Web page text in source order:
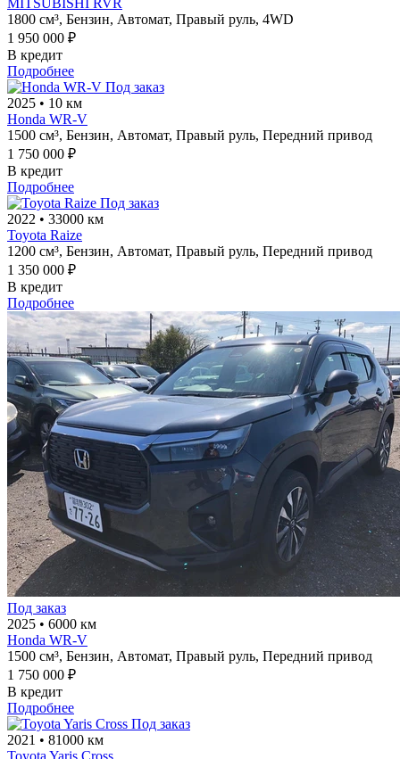
MITSUBISHI RVR
1800 см³, Бензин, Автомат, Правый руль, 4WD
1 950 000 ₽
В кредит
Подробнее
Под заказ
2025 • 10 км
Honda WR-V
1500 см³, Бензин, Автомат, Правый руль, Передний привод
1 750 000 ₽
В кредит
Подробнее
Под заказ
2022 • 33000 км
Toyota Raize
1200 см³, Бензин, Автомат, Правый руль, Передний привод
1 350 000 ₽
В кредит
Подробнее
Под заказ
2025 • 6000 км
Honda WR-V
1500 см³, Бензин, Автомат, Правый руль, Передний привод
1 750 000 ₽
В кредит
Подробнее
Под заказ
2021 • 81000 км
Toyota Yaris Cross